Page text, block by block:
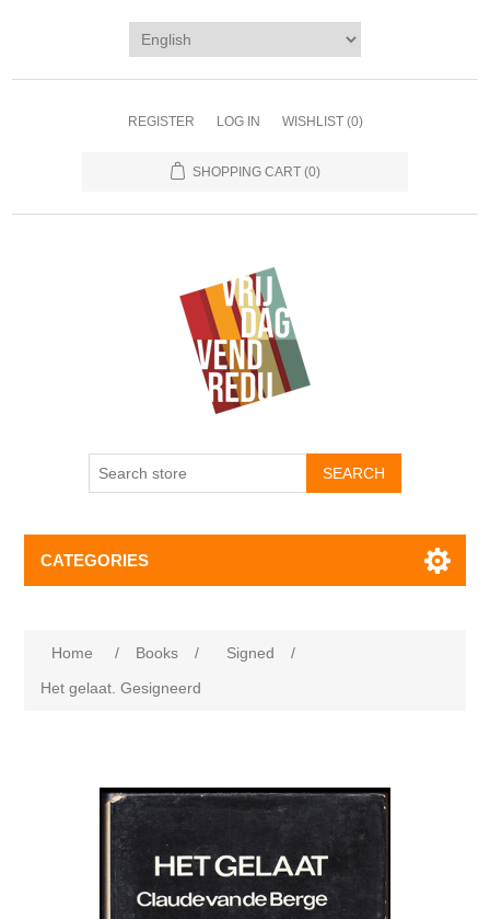
REGISTER LOG IN WISHLIST (0)
SHOPPING CART (0)
CATEGORIES
Home / Books / Signed
/
Het gelaat. Gesigneerd